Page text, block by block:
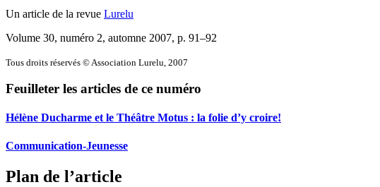
Un article de la revue Lurelu
Volume 30, numéro 2, automne 2007, p. 91–92
Tous droits réservés © Association Lurelu, 2007
Feuilleter les articles de ce numéro
Hélène Ducharme et le Théâtre Motus : la folie d’y croire!
Communication-Jeunesse
Plan de l’article